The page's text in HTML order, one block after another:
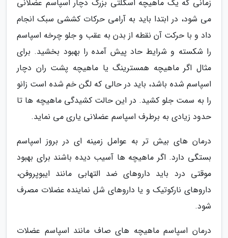
زمانی که یک ماهیچه اسکلتی بزرگ دچار اسپاسم عضلانی
می شود، در ابتدا باید به آرامی حرکات کششی سبک انجام
داد و با حرکت آن نقطه از بدن به عقب و جلو چرخه اسپاسم
را شکسته و شرایط حاد پیش آمده را بهبود بخشید. برای
مثال اگر ماهیچه همسترینگ یا ماهیچه پشت ران دچار
اسپاسم شده باشد، باید در حالی که لگن خم شده است زانو
را به سمت جلو کشید. در این حالت کشیدگی ماهیچه ها تا
حدود زیادی به برطرف اسپاسم عضلانی یاری می نماید.
درمان های بیش تر به عوامل زمینه ای در بروز اسپاسم
بستگی دارد. اگر ماهیچه ها آسیب دیده باشند برای بهبود
موقتی درد باید داروهای ضد التهابی مانند ایبوپروفن،
داروهای نارکوتیک و یا داروهای شل نماینده عضلات مصرف
شود.
درمان اسپاسم ماهیچه های صاف مانند اسپاسم عضلات